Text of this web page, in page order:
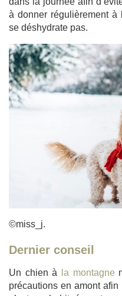
à donner régulièrement à
se déshydrate pas.
©miss_j.
Dernier conseil
Un chien à la montagne
précautions en amont afin